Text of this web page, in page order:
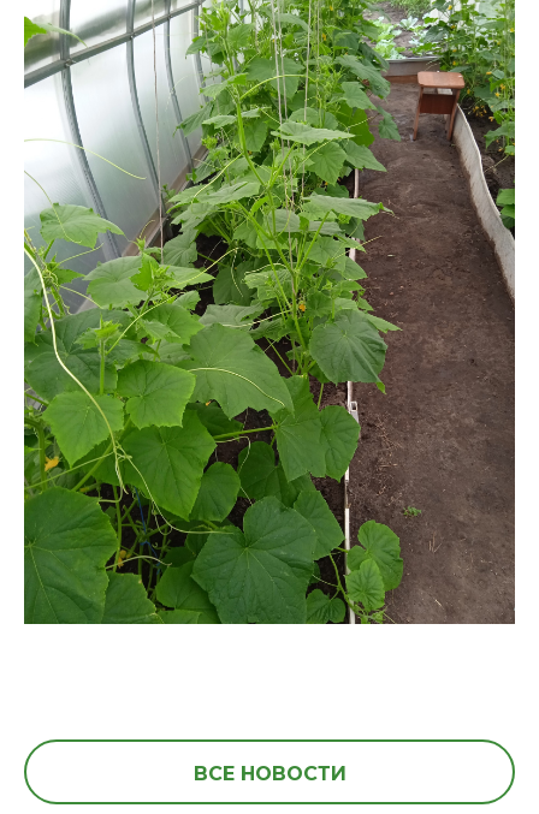
ВСЕ НОВОСТИ